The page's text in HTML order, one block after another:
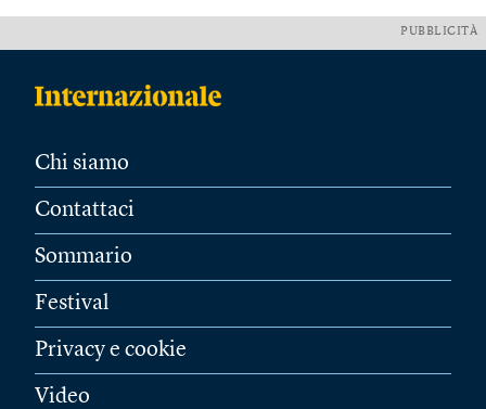
PUBBLICITÀ
Chi siamo
Contattaci
Sommario
Festival
Privacy e cookie
Video